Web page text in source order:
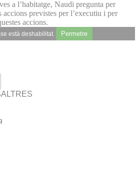
a l’habitatge, Naudi pregunta per
accions previstes per l’executiu i per
accions.
està deshabilitat. Permetre